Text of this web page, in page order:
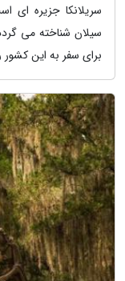
سریلانکا جزیره
سیلان شناخته می
برای سفر به این کشور